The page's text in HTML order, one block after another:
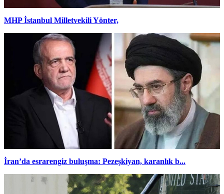
MHP İstanbul Milletvekili Yönter,
İran’da esrarengiz buluşma: Pezeşkiyan, karanlık b...